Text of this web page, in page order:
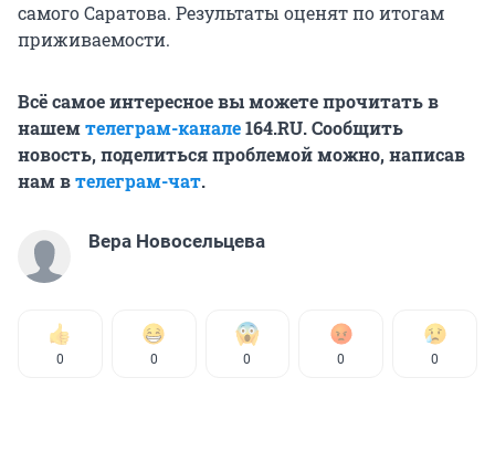
самого Саратова. Результаты оценят по итогам
приживаемости.
Всё самое интересное вы можете прочитать в
нашемтелеграм-канале164.RU. Сообщить
новость, поделиться проблемой можно, написав
нам втелеграм-чат.
Вера Новосельцева
0 0 0 0 0